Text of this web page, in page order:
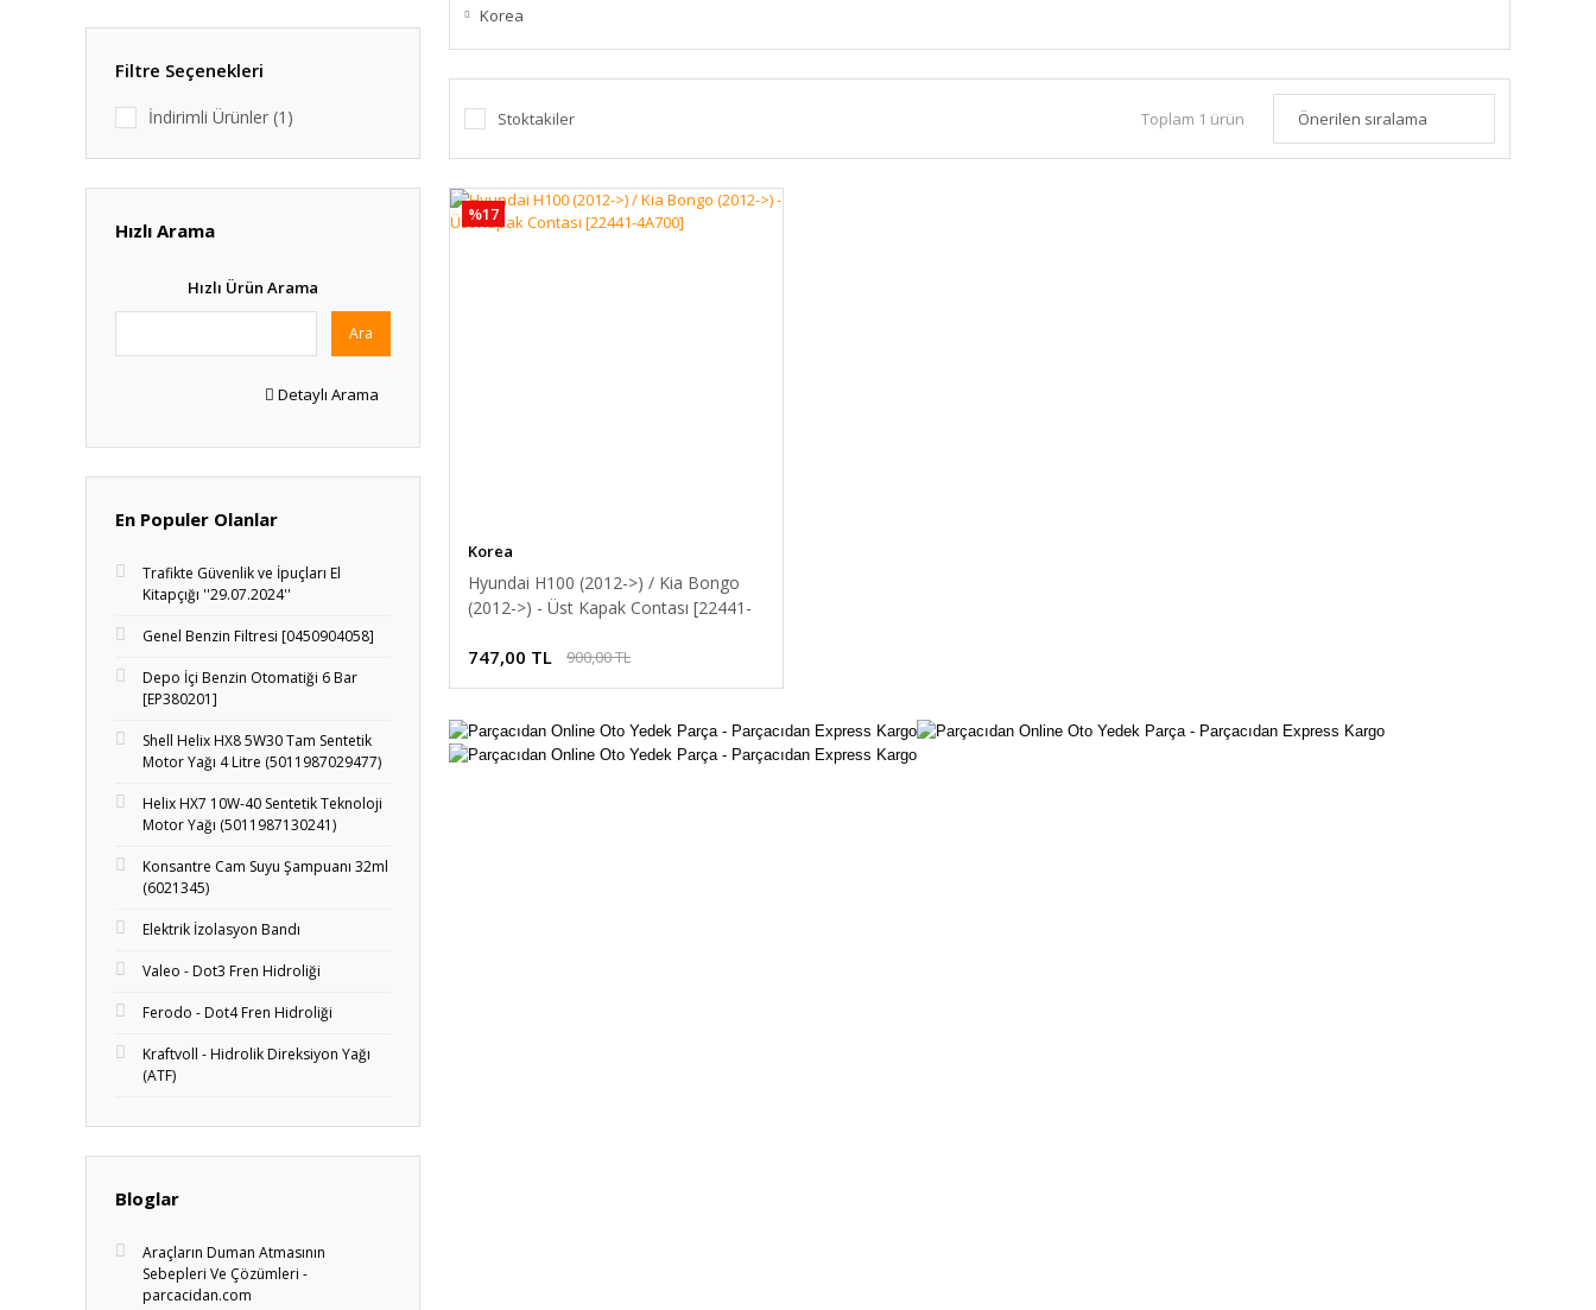
Filtre Seçenekleri
İndirimli Ürünler (1)
Hızlı Arama
Hızlı Ürün Arama
Ara
Detaylı Arama
En Populer Olanlar
Trafikte Güvenlik ve İpuçları El
Kitapçığı ''29.07.2024''
Genel Benzin Filtresi [0450904058]
Depo İçi Benzin Otomatiği 6 Bar
[EP380201]
Shell Helix HX8 5W30 Tam Sentetik
Motor Yağı 4 Litre (5011987029477)
Helix HX7 10W-40 Sentetik Teknoloji
Motor Yağı (5011987130241)
Konsantre Cam Suyu Şampuanı 32ml
(6021345)
Elektrik İzolasyon Bandı
Valeo - Dot3 Fren Hidroliği
Ferodo - Dot4 Fren Hidroliği
Kraftvoll - Hidrolik Direksiyon Yağı
(ATF)
Bloglar
Araçların Duman Atmasının
Sebepleri Ve Çözümleri -
parcacidan.com
Korea
Stoktakiler Toplam 1 ürün
%17
Korea
Hyundai H100 (2012->) / Kia Bongo
(2012->) - Üst Kapak Contası [22441-
747,00 TL 900,00 TL